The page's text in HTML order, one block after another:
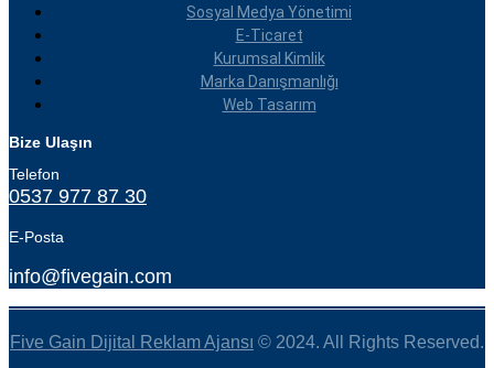
Sosyal Medya Yönetimi
E-Ticaret
Kurumsal Kimlik
Marka Danışmanlığı
Web Tasarım
Bize Ulaşın
Telefon
0537 977 87 30
E-Posta
info@fivegain.com
Five Gain Dijital Reklam Ajansı © 2024. All Rights Reserved.